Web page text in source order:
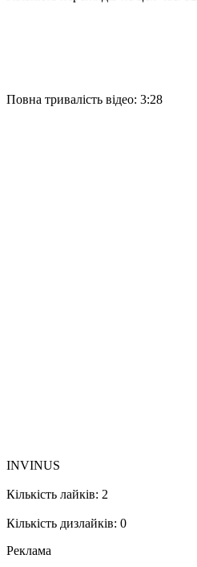
Повна тривалість відео: 3:28
INVINUS
Кількість лайків: 2
Кількість дизлайків: 0
Реклама